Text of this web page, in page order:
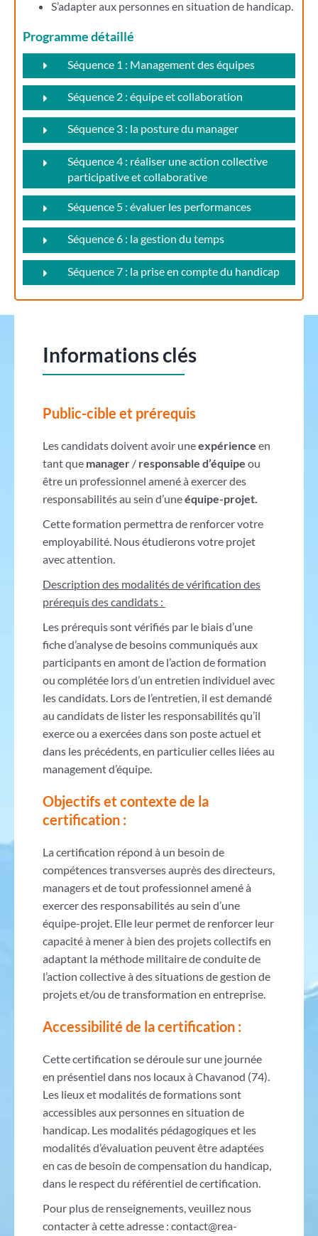
S’adapter aux personnes en situation de handicap.
Programme détaillé
Séquence 1 : Management des équipes
Séquence 2 : équipe et collaboration
Séquence 3 : la posture du manager
Séquence 4 : réaliser une action collective
participative et collaborative
Séquence 5 : évaluer les performances
Séquence 6 : la gestion du temps
Séquence 7 : la prise en compte du handicap
Informations clés
Public-cible et prérequis
Les candidats doivent avoir uneexpérience en
tant que manager/responsable d’équipe ou
être un professionnel amené à exercer des
responsabilités au sein d’uneéquipe-projet.
Cette formation permettra de renforcer votre
employabilité. Nous étudierons votre projet
avec attention.
Description des modalités de vérification des
prérequis des candidats :
Les prérequis sont vérifiés par le biais d’une
fiche d’analyse de besoins communiqués aux
participants en amont de l’action de formation
ou complétée lors d’un entretien individuel avec
les candidats. Lors de l’entretien, il est demandé
au candidats de lister les responsabilités qu’il
exerce ou a exercées dans son poste actuel et
dans les précédents, en particulier celles liées au
management d’équipe.
Objectifs et contexte de la
certification :
La certification répond à un besoin de
compétences transverses auprès des directeurs,
managers et de tout professionnel amené à
exercer des responsabilités au sein d’une
équipe-projet. Elle leur permet de renforcer leur
capacité à mener à bien des projets collectifs en
adaptant la méthode militaire de conduite de
l’action collective à des situations de gestion de
projets et/ou de transformation en entreprise.
Accessibilité de la certification :
Cette certification se déroule sur une journée
en présentiel dans nos locaux à Chavanod (74).
Les lieux et modalités de formations sont
accessibles aux personnes en situation de
handicap. Les modalités pédagogiques et les
modalités d’évaluation peuvent être adaptées
en cas de besoin de compensation du handicap,
dans le respect du référentiel de certification.
Pour plus de renseignements, veuillez nous
contacter à cette adresse : contact@rea-